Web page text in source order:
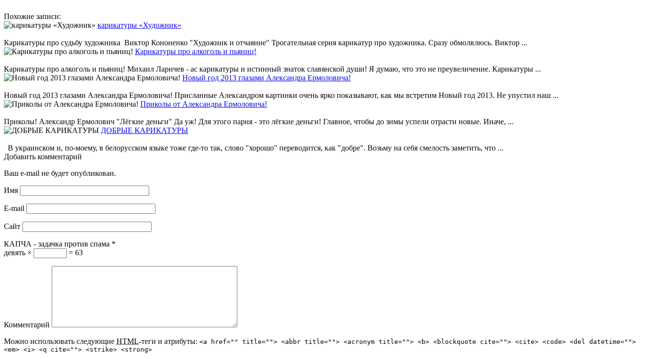
Похожие записи:
карикатуры «Художник»
Карикатуры про судьбу художника Виктор Кононенко "Художник и отчаяние" Трогательная серия карикатур про художника. Сразу обмолвлюсь. Виктор ...
Карикатуры про алкоголь и пьяниц!
Карикатуры про алкоголь и пьяниц! Михаил Ларичев - ас карикатуры и истинный знаток славянской души! Я думаю, что это не преувеличение. Карикатуры ...
Новый год 2013 глазами Александра Ермоловича!
Новый год 2013 глазами Александра Ермоловича! Присланные Александром картинки очень ярко показывают, как мы встретим Новый год 2013. Не упустил наш ...
Приколы от Александра Ермоловича!
Приколы! Александр Ермолович "Лёгкие деньги" Да уж! Для этого парня - это лёгкие деньги! Главное, чтобы до зимы успели отрасти новые. Иначе, ...
ДОБРЫЕ КАРИКАТУРЫ
В украинском и, по-моему, в белорусском языке тоже где-то так, слово "хорошо" переводится, как "добре". Возьму на себя смелость заметить, что ...
Добавить комментарий
Ваш e-mail не будет опубликован.
Имя
E-mail
Сайт
КАПЧА - задачка против спама *
девять ×
= 63
Комментарий
Можно использовать следующие HTML-теги и атрибуты: <a href="" title=""> <abbr title=""> <acronym title=""> <b> <blockquote cite=""> <cite> <code> <del datetime="">
<em> <i> <q cite=""> <strike> <strong>